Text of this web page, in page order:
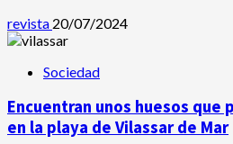
revista 20/07/2024
Sociedad
Encuentran unos huesos que
en la playa de Vilassar de Mar